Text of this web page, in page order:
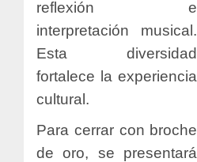
reflexión e
interpretación musical.
Esta diversidad
fortalece la experiencia
cultural.
Para cerrar con broche
de oro, se presentará